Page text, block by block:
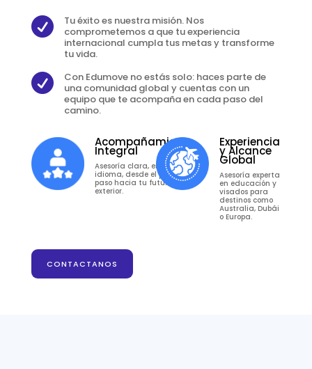

Tu éxito es nuestra misión. Nos
comprometemos a que tu experiencia
internacional cumpla tus metas y transforme
tu vida.

Con Edumove no estás solo: haces parte de
una comunidad global y cuentas con un
equipo que te acompaña en cada paso del
camino.
Acompañamiento
Integral
Asesoría clara, en tu
idioma, desde el primer
paso hacia tu futuro en el
exterior.
Experiencia
y Alcance
Global
Asesoría experta
en educación y
visados para
destinos como
Australia, Dubái
o Europa.
CONTACTANOS